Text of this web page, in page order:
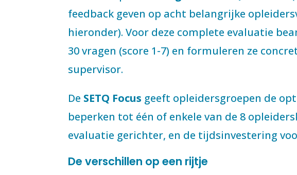
feedback geven op acht belangrijke
hieronder). Voor deze complete evaluatie
30 vragen (score 1-7) en formuleren ze
supervisor.
De SETQ Focus geeft opleidersgroepen de
beperken tot één of enkele van de 8
evaluatie gerichter, en de tijdsinvestering
De verschillen op een rijtje